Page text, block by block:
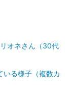
オネさん（30代
いる様子（複数カ